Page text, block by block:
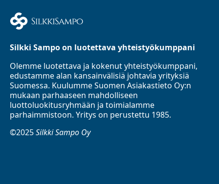
Silkki Sampo on luotettava yhteistyökumppani
Olemme luotettava ja kokenut yhteistyökumppani,
edustamme alan kansainvälisiä johtavia yrityksiä
Suomessa. Kuulumme Suomen Asiakastieto Oy:n
mukaan parhaaseen mahdolliseen
luottoluokitusryhmään ja toimialamme
parhaimmistoon. Yritys on perustettu 1985.
©2025Silkki Sampo Oy